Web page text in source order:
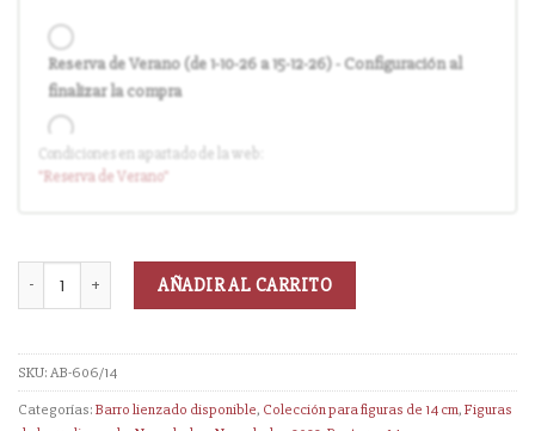
Reserva de Verano (de 1-10-26 a 15-12-26) - Configuración al
finalizar la compra
Entrega en cuanto el pedido esté disponible (sin descuento)
Condiciones en apartado de la web:
"Reservade Verano"
AÑADIR AL CARRITO
SKU:AB-606/14
Categorías:Barro lienzado disponible, Colección para figuras de 14 cm,Figuras